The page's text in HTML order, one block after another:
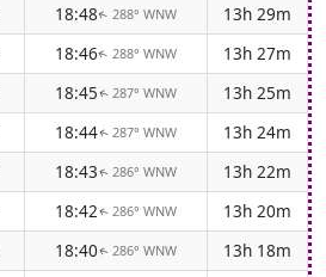
18:48↑ 288° WNW 13h 29m
18:46↑ 288° WNW 13h 27m
18:45↑ 287° WNW 13h 25m
18:44↑ 287° WNW 13h 24m
18:43↑ 286° WNW 13h 22m
18:42↑ 286° WNW 13h 20m
18:40↑ 286° WNW 13h 18m